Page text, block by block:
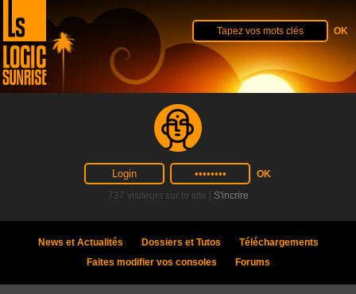
737 visiteurs sur le site | S'incrire
News et Actualités Dossiers et Tutos
Téléchargements
Faites modifier vos consoles
Forums